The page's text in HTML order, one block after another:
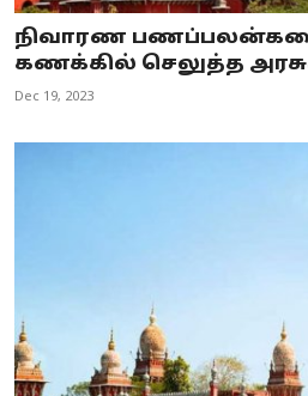
நிவாரண
கணக்கில் செலுத்த
Dec 19, 2023